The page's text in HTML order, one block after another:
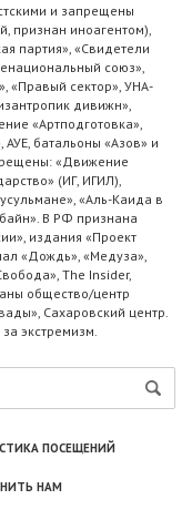
и запрещены
признан иноагентом),
партия», «Свидетели
союз»,
«Правый сектор», УНА-
дивижн»,
«Артподготовка»,
батальоны «Азов» и
«Движение
(ИГ, ИГИЛ),
«Аль-Каида в
В РФ признана
издания «Проект
«Дождь», «Медуза»,
The Insider,
общество/центр
Сахаровский центр.
экстремизм.
ПОСЕЩЕНИЙ
НАМ